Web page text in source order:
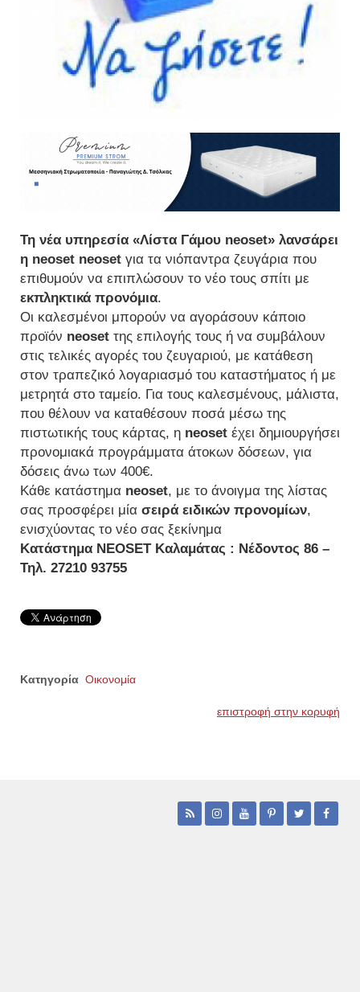
Τη νέα υπηρεσία «Λίστα Γάμου neoset» λανσάρει
η neoset neoset για τα νιόπαντρα ζευγάρια που
επιθυμούν να επιπλώσουν το νέο τους σπίτι με
εκπληκτικά προνόμια.
Οι καλεσμένοι μπορούν να αγοράσουν κάποιο
προϊόν neoset της επιλογής τους ή να συμβάλουν
στις τελικές αγορές του ζευγαριού, με κατάθεση
στον τραπεζικό λογαριασμό του καταστήματος ή με
μετρητά στο ταμείο. Για τους καλεσμένους, μάλιστα,
που θέλουν να καταθέσουν ποσά μέσω της
πιστωτικής τους κάρτας, η neoset έχει δημιουργήσει
προνομιακά προγράμματα άτοκων δόσεων, για
δόσεις άνω των 400€.
Κάθε κατάστημα neoset, με το άνοιγμα της λίστας
σας προσφέρει μία σειρά ειδικών προνομίων,
ενισχύοντας το νέο σας ξεκίνημα
Κατάστημα NEOSETΚαλαμάτας : Νέδοντος 86 –
Τηλ. 27210 93755
Κατηγορία Οικονομία
επιστροφή στην κορυφή